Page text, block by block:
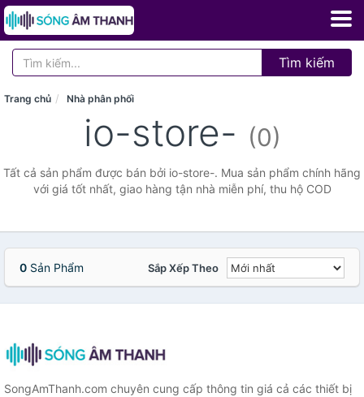
Tìm kiếm
Trang chủ Nhà phân phối
io-store- (0)
Tất cả sản phẩm được bán bởi io-store-. Mua sản phẩm chính hãng
với giá tốt nhất, giao hàng tận nhà miễn phí, thu hộ COD
0 Sản Phẩm Sắp Xếp Theo
SongAmThanh.com chuyên cung cấp thông tin giá cả các thiết bị